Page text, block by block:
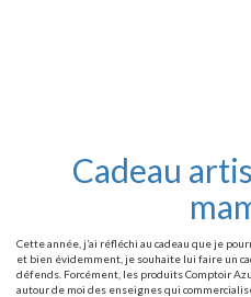
Cadeau
Cette année, j’ai réfléchi au cadeau que je
et bien évidemment, je souhaite lui faire un
défends. Forcément, les produits Comptoir
autour de moi des enseignes qui